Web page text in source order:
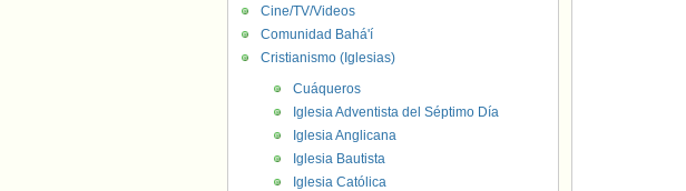
Cine/TV/Videos
Comunidad Bahá'í
Cristianismo (Iglesias)
Cuáqueros
Iglesia Adventista del Séptimo Día
Iglesia Anglicana
Iglesia Bautista
Iglesia Católica